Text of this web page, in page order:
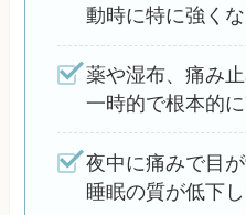
動時に特に強く
薬や湿布、痛み
一時的で根本的
夜中に痛みで目
睡眠の質が低下